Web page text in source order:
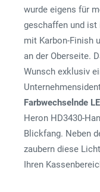
wurde eigens für
geschaffen und ist
mit Karbon-Finish
an der Oberseite.
Wunsch exklusiv
Farbwechselnde
Heron HD3430-
Blickfang. Neben
zaubern diese
Ihren